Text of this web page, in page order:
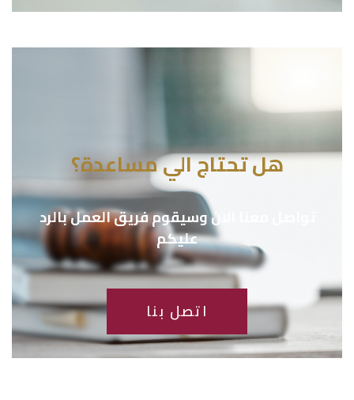
هل تحتاج الي مساعدة؟
تواصل معنا الان وسيقوم فريق العمل بالرد
عليكم
اتصل بنا